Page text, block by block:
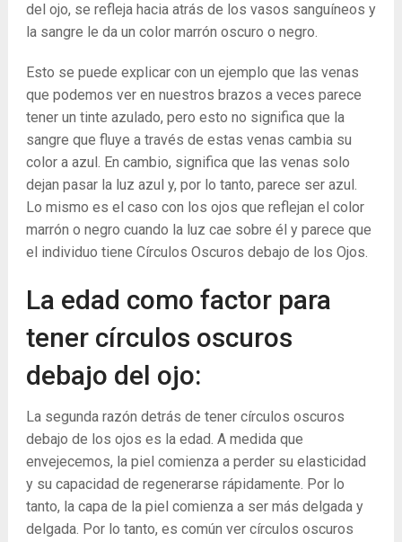
del ojo, se refleja hacia atrás de los vasos sanguíneos y
la sangre le da un color marrón oscuro o negro.
Esto se puede explicar con un ejemplo que las venas
que podemos ver en nuestros brazos a veces parece
tener un tinte azulado, pero esto no significa que la
sangre que fluye a través de estas venas cambia su
color a azul. En cambio, significa que las venas solo
dejan pasar la luz azul y, por lo tanto, parece ser azul.
Lo mismo es el caso con los ojos que reflejan el color
marrón o negro cuando la luz cae sobre él y parece que
el individuo tiene Círculos Oscuros debajo de los Ojos.
La edad como factor para
tener círculos oscuros
debajo del ojo:
La segunda razón detrás de tener círculos oscuros
debajo de los ojos es la edad. A medida que
envejecemos, la piel comienza a perder su elasticidad
y su capacidad de regenerarse rápidamente. Por lo
tanto, la capa de la piel comienza a ser más delgada y
delgada. Por lo tanto, es común ver círculos oscuros